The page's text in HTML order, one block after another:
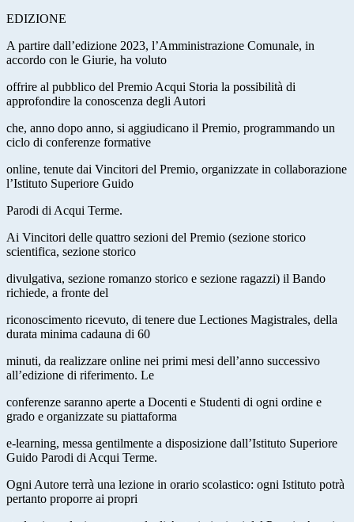
EDIZIONE
A partire dall’edizione 2023, l’Amministrazione Comunale, in
accordo con le Giurie, ha voluto
offrire al pubblico del Premio Acqui Storia la possibilità di
approfondire la conoscenza degli Autori
che, anno dopo anno, si aggiudicano il Premio, programmando un
ciclo di conferenze formative
online, tenute dai Vincitori del Premio, organizzate in collaborazione
l’Istituto Superiore Guido
Parodi di Acqui Terme.
Ai Vincitori delle quattro sezioni del Premio (sezione storico
scientifica, sezione storico
divulgativa, sezione romanzo storico e sezione ragazzi) il Bando
richiede, a fronte del
riconoscimento ricevuto, di tenere due Lectiones Magistrales, della
durata minima cadauna di 60
minuti, da realizzare online nei primi mesi dell’anno successivo
all’edizione di riferimento. Le
conferenze saranno aperte a Docenti e Studenti di ogni ordine e
grado e organizzate su piattaforma
e-learning, messa gentilmente a disposizione dall’Istituto Superiore
Guido Parodi di Acqui Terme.
Ogni Autore terrà una lezione in orario scolastico: ogni Istituto potrà
pertanto proporre ai propri